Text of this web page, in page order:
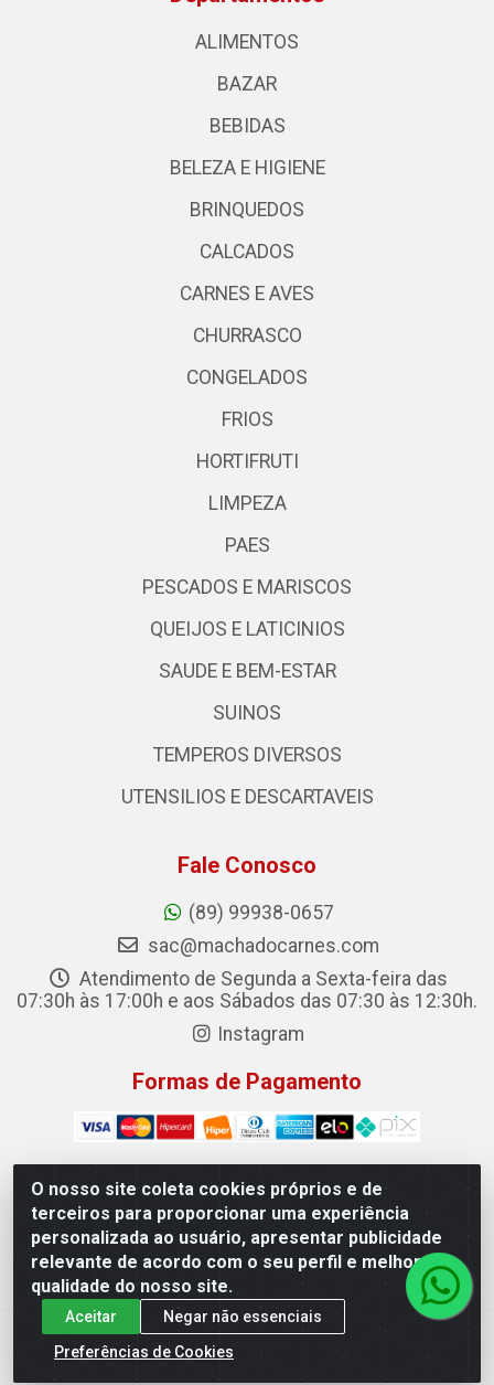
O nosso site coleta cookies próprios e de
terceiros para proporcionar uma experiência
personalizada ao usuário, apresentar publicidade
relevante de acordo com o seu perfil e melhorar a
qualidade do nosso site.
Aceitar
Negar não essenciais
Preferências de Cookies
ALIMENTOS
BAZAR
BEBIDAS
BELEZA E HIGIENE
BRINQUEDOS
CALCADOS
CARNES E AVES
CHURRASCO
CONGELADOS
FRIOS
HORTIFRUTI
LIMPEZA
PAES
PESCADOS E MARISCOS
QUEIJOS E LATICINIOS
SAUDE E BEM-ESTAR
SUINOS
TEMPEROS DIVERSOS
UTENSILIOS E DESCARTAVEIS
Fale Conosco
(89) 99938-0657
sac@machadocarnes.com
Atendimento de Segunda a Sexta-feira das
07:30h às 17:00h e aos Sábados das 07:30 às 12:30h.
Instagram
Formas de Pagamento
Machado Carnes Distribuidora de Alimentos LTDA -
Logradouro: Avenida Candido Aleixo, 148 - Centro - Oeiras/PI
- CEP 64.500-000 - 31.391.008/0001-50